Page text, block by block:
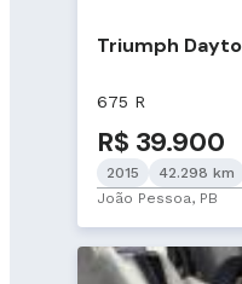
Triumph
675 R
R$ 39.900
2015
42.298 km
João Pessoa, PB